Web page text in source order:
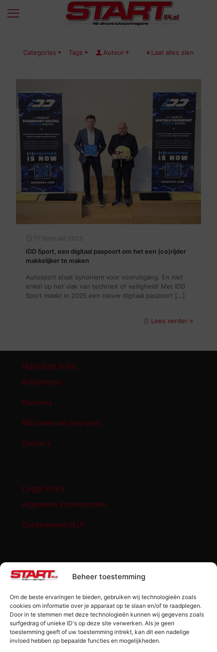
Beheer toestemming
Om de beste ervaringen te bieden, gebruiken wij technologieën zoals
cookies om informatie over je apparaat op te slaan en/of te raadplegen.
Door in te stemmen met deze technologieën kunnen wij gegevens zoals
surfgedrag of unieke ID's op deze site verwerken. Als je geen
toestemming geeft of uw toestemming intrekt, kan dit een nadelige
invloed hebben op bepaalde functies en mogelijkheden.
Categories Tags Auteur Laat alles zien
17 februari 2025
IDD Sport, een digitaal paspoort om het een (co)rijder
makkelijker te maken
Autosport staat synoniem voor vooruitgang. En niet
enkel op het vlak van techniek of veiligheid! Met IDD
Sport maakt in 2025 een nieuw digitaal paspoort […]
Lees verder >
Handige links
Adverteren
Partners
Wat doen wij nog meer
Contact
Legal links
Algemene Voorwaarden
Cookiebeleid (EU)
START '84 shop
Losse editie Start ’84
Start ’84 Merchandise
Check jouw code